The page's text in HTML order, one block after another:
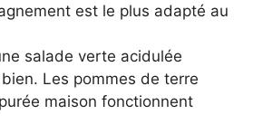
est le plus adapté au
salade verte acidulée
bien. Les pommes de terre
maison fonctionnent